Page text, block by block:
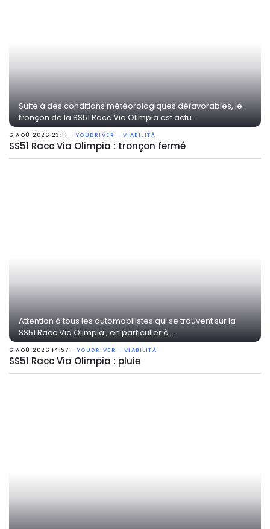
Suite à des conditions météorologiques défavorables, le
tronçon de la SS51 Racc Via Olimpia est actu...
6 AOÛ 2026 23:11 - YOUDRIVER - VIABILITÀ
SS51 Racc Via Olimpia : tronçon fermé
Attention à tous les automobilistes qui se trouvent sur la
SS51 Racc Via Olimpia , en particulier à ...
6 AOÛ 2026 14:57 - YOUDRIVER - VIABILITÀ
SS51 Racc Via Olimpia : pluie